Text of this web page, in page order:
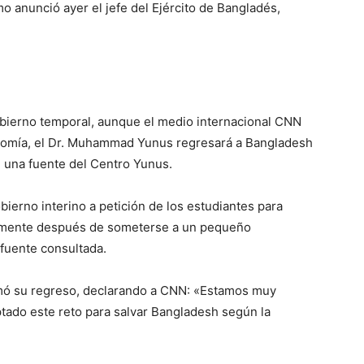
anunció ayer el jefe del Ejército de Bangladés,
temporal, aunque el medio internacional CNN
el Dr. Muhammad Yunus regresará a Bangladesh
fuente del Centro Yunus.
interino a petición de los estudiantes para
después de someterse a un pequeño
consultada.
su regreso, declarando a CNN: «Estamos muy
este reto para salvar Bangladesh según la